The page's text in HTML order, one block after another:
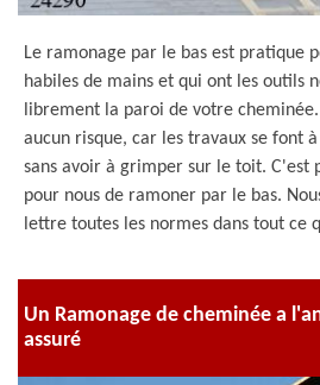
Le ramonage par le bas est pratique
habiles de mains et qui ont les outils
librement la paroi de votre
aucun risque, car les travaux se font
sans avoir à grimper sur le toit. C'est
pour nous de ramoner par le bas.
lettre toutes les normes dans tout ce
Un Ramonage de cheminée a
assuré